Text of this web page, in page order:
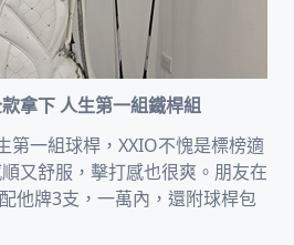
拿下 人生第一組鐵桿組
第一組球桿，XXIO不愧是標榜適
又舒服，擊打感也很爽。朋友在
他牌3支，一萬內，還附球桿包